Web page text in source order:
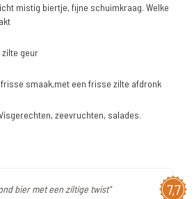
mistig biertje, fijne schuimkraag. Welke
zilte geur
smaak,met een frisse zilte afdronk
zeevruchten, salades.
7,7
bier met een ziltige twist"